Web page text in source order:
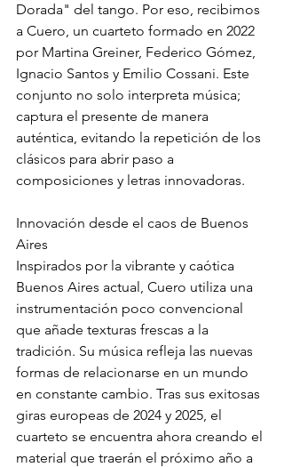
Dorada" del tango. Por eso, recibimos
a Cuero, un cuarteto formado en 2022
por Martina Greiner, Federico Gómez,
Ignacio Santos y Emilio Cossani. Este
conjunto no solo interpreta música;
captura el presente de manera
auténtica, evitando la repetición de los
clásicos para abrir paso a
composiciones y letras innovadoras.
Innovación desde el caos de Buenos
Aires
Inspirados por la vibrante y caótica
Buenos Aires actual, Cuero utiliza una
instrumentación poco convencional
que añade texturas frescas a la
tradición. Su música refleja las nuevas
formas de relacionarse en un mundo
en constante cambio. Tras sus exitosas
giras europeas de 2024 y 2025, el
cuarteto se encuentra ahora creando el
material que traerán el próximo año a